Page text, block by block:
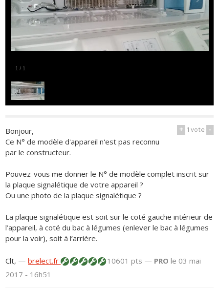
1 / 1
+ 1vote -
Bonjour,
Ce N° de modèle d'appareil n'est pas reconnu
par le constructeur.
Pouvez-vous me donner le N° de modèle complet inscrit sur
la plaque signalétique de votre appareil ?
Ou une photo de la plaque signalétique ?
La plaque signalétique est soit sur le coté gauche intérieur de
l’appareil, à coté du bac à légumes (enlever le bac à légumes
pour la voir), soit à l’arrière.
Clt, —brelect.fr 10601 pts — PRO le 03 mai
2017 - 16h51